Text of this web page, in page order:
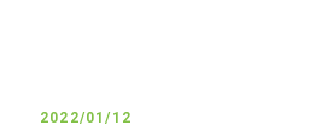
2022/01/12